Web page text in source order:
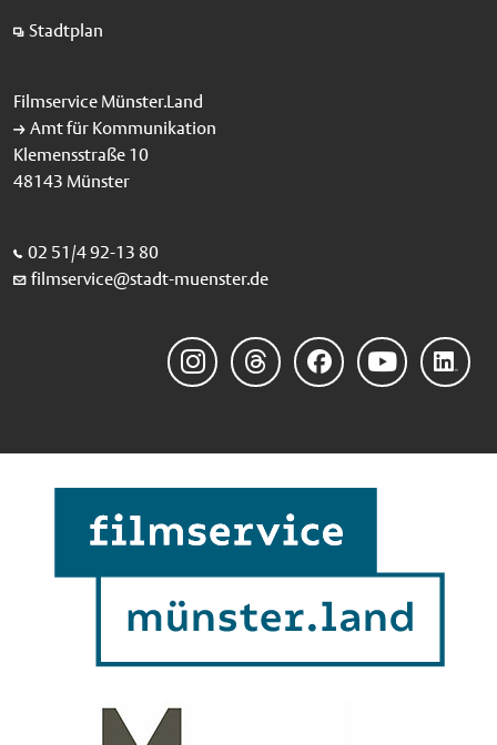
Stadtplan
Filmservice Münster.Land
Amt für Kommunikation
Klemensstraße 10
48143 Münster
02 51/4 92-13 80
filmservice@stadt-muenster.de